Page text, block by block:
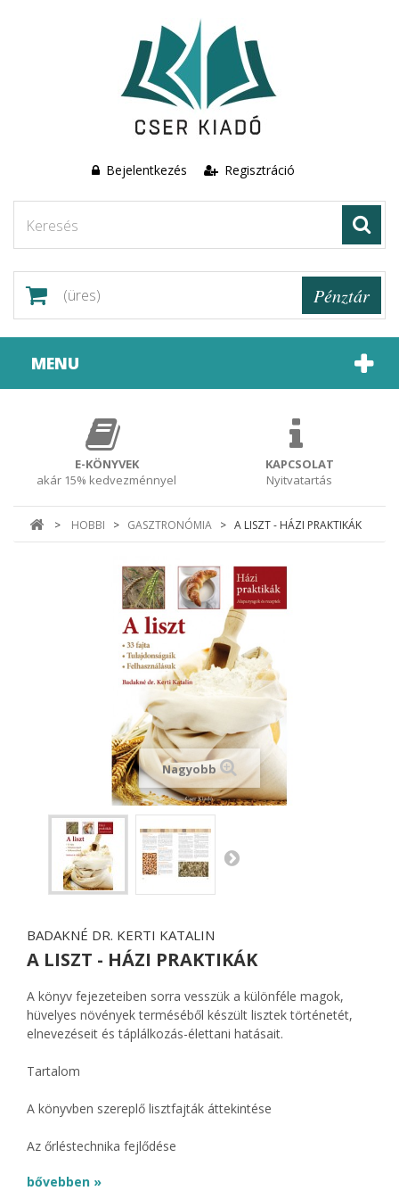
Bejelentkezés Regisztráció
(üres) Pénztár
MENU
E-KÖNYVEK
akár 15% kedvezménnyel
KAPCSOLAT
Nyitvatartás
> HOBBI > GASZTRONÓMIA > A LISZT - HÁZI PRAKTIKÁK
Nagyobb
BADAKNÉ DR. KERTI KATALIN
A LISZT - HÁZI PRAKTIKÁK
A könyv fejezeteiben sorra vesszük a különféle magok,
hüvelyes növények terméséből készült lisztek történetét,
elnevezéseit és táplálkozás-élettani hatásait.
Tartalom
A könyvben szereplő lisztfajták áttekintése
Az őrléstechnika fejlődése
A gabonafélék lisztjeinek értékelése
bővebben »